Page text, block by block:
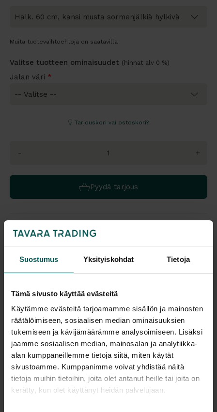
Suostumus Yksityiskohdat Tietoja
Tämä sivusto käyttää evästeitä
Käytämme evästeitä tarjoamamme sisällön ja mainosten
räätälöimiseen, sosiaalisen median ominaisuuksien
tukemiseen ja kävijämäärämme analysoimiseen. Lisäksi
jaamme sosiaalisen median, mainosalan ja analytiikka-
alan kumppaneillemme tietoja siitä, miten käytät
sivustoamme. Kumppanimme voivat yhdistää näitä
tietoja muihin tietoihin, joita olet antanut heille tai joita on
kerätty, kun olet käyttänyt heidän palvelujaan.
Muita tuotevaihtoehtoja on saatavilla
Valitse tuotteen ominaisuudet (hinnat alv 0 %)
Jalan väri *
Tarjouskori vai ostoskori?
- +
Pyydä tarjous
Katso tuotteen värivaihtoehdot väritaulukoista
Tulosta tuotekortti
Tuotekuvaus
TTR EASY pyöreä on helppohoitoinen ja
monikäyttöinen ratkaisu, joka tuo arkeen
huoletonta käytettävyyttä ja ajatonta tyyliä. Se
sopii erinomaisesti esimerkiksi pieneksi